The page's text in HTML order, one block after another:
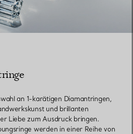
an 1-karätigen Diamantringen,
und brillanten
Liebe zum Ausdruck bringen.
werden in einer Reihe von